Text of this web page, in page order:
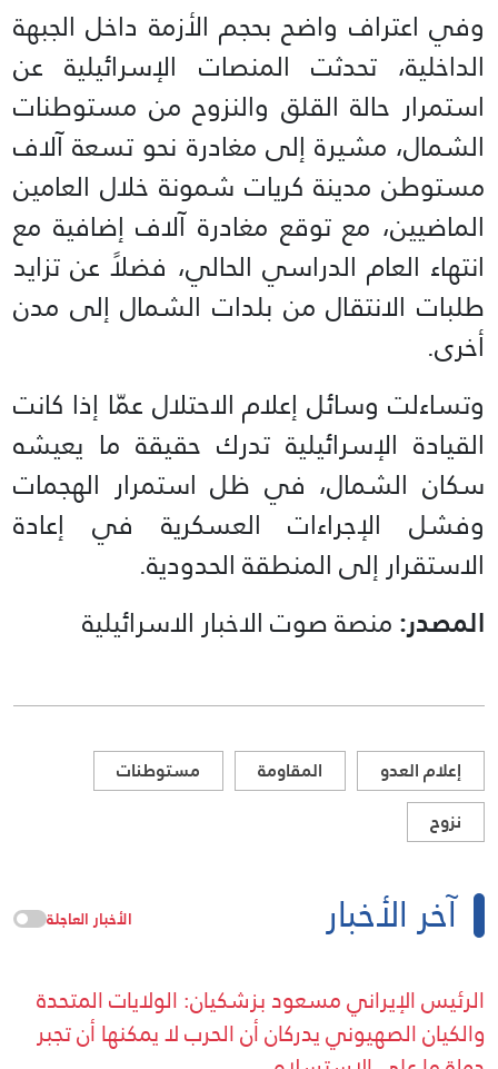
وفي اعتراف واضح بحجم الأزمة داخل الجبهة
الداخلية، تحدثت المنصات الإسرائيلية عن
استمرار حالة القلق والنزوح من مستوطنات
الشمال، مشيرة إلى مغادرة نحو تسعة آلاف
مستوطن مدينة كريات شمونة خلال العامين
الماضيين، مع توقع مغادرة آلاف إضافية مع
انتهاء العام الدراسي الحالي، فضلاً عن تزايد
طلبات الانتقال من بلدات الشمال إلى مدن
أخرى.
وتساءلت وسائل إعلام الاحتلال عمّا إذا كانت
القيادة الإسرائيلية تدرك حقيقة ما يعيشه
سكان الشمال، في ظل استمرار الهجمات
وفشل الإجراءات العسكرية في إعادة
الاستقرار إلى المنطقة الحدودية.
المصدر:منصة صوت الاخبار الاسرائيلية
إعلام العدو المقاومة
مستوطنات
نزوح
آخر الأخبار الأخبار العاجلة
الرئيس الإيراني مسعود بزشكيان: الولايات المتحدة
والكيان الصهيوني يدركان أن الحرب لا يمكنها أن تجبر